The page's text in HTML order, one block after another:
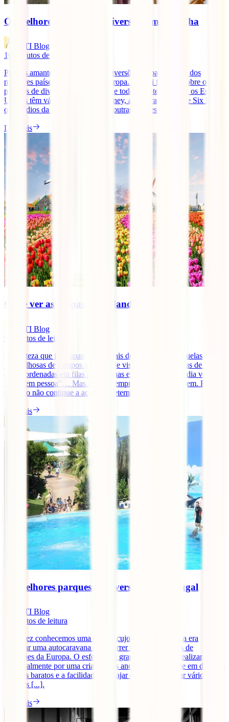
Os melhores parques de diversões em Espanha
IATI Blog
10
minutos de leitura
Para os amantes dos parques de diversões, Espanha é um dos
melhores países para visitar na Europa. Já aqui falamos sobre os
parques de diversões em Portugal e toda a gente sabe que os Estados
Unidos têm vários parques da Disney, a cadeira de parque Six Flags,
os estúdios da Universal e muitas outras opções. [...]
Ler mais
Onde ver as tulipas na Holanda
IATI Blog
9
minutos de leitura
De certeza que já te apareceram mais do que uma vez aquelas fotos
maravilhosas de campos a perder de vista cheios de tulipas de várias
cores, ordenadas em filas perfeitinhas e pensaste “algum dia vou lá
vê-las em pessoa”… Mas acabas sempre por adiar a viagem. Para
que isso não continue a acontecer eternamente, hoje [...]
Ler mais
Os melhores parques de diversões em Portugal
IATI Blog
minutos de leitura
Uma vez conhecemos uma pessoa cujo sonho de criança era
comprar uma autocaravana e percorrer todos os parques de
diversões da Europa. O esforço era grande e difícil de realizar,
principalmente por uma criança nos anos 90… Mas hoje em dia com
os voos baratos e a facilidade de viajar que existe, visitar vários
parques [...].
Ler mais